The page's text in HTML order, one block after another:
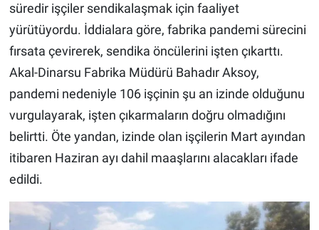
süredir işçiler sendikalaşmak için faaliyet
yürütüyordu. İddialara göre, fabrika pandemi sürecini
fırsata çevirerek, sendika öncülerini işten çıkarttı.
Akal-Dinarsu Fabrika Müdürü Bahadır Aksoy,
pandemi nedeniyle 106 işçinin şu an izinde olduğunu
vurgulayarak, işten çıkarmaların doğru olmadığını
belirtti. Öte yandan, izinde olan işçilerin Mart ayından
itibaren Haziran ayı dahil maaşlarını alacakları ifade
edildi.